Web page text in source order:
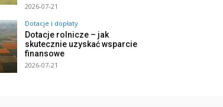
2026-07-21
Dotacje i dopłaty
Dotacje rolnicze – jak
skutecznie uzyskać wsparcie
finansowe
2026-07-21